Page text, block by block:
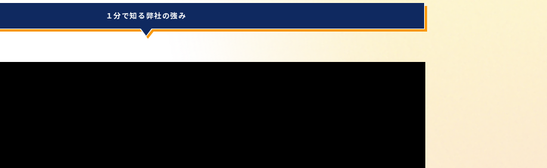
１分で知る弊社の強み